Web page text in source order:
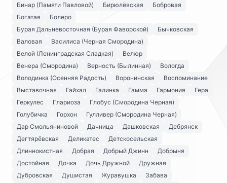
Бинар (Памяти Павловой)
Бирюлёвская
Бобровая
Богатая
Болеро
Бурая Дальневосточная (Бурая Фаворской)
Бычковская
Валовая
Василиса (Черная Смородина)
Велой (Ленинградская Сладкая)
Велюр
Венера (Смородина)
Верность (Былинная)
Вологда
Володинка (Осенняя Радость)
Воронинская
Воспоминание
Выставочная
Гайхал Галинка Гамма Гармония
Гера
Геркулес
Глариоза
Глобус (Смородина Черная)
Голубичка
Горхон
Гулливер (Смородина Черная)
Дар Смольяниновой
Дачница Дашковская
Дебрянск
Дегтярёвская
Деликатес
Детскосельская
Длиннокистная
Добрая Добрый Джинн
Добрыня
Достойная
Дочка Дочь Дружной
Дружная
Дубровская
Душистая Журавушка
Забава